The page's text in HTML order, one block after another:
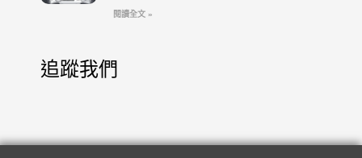
閱讀全文 »
追蹤我們